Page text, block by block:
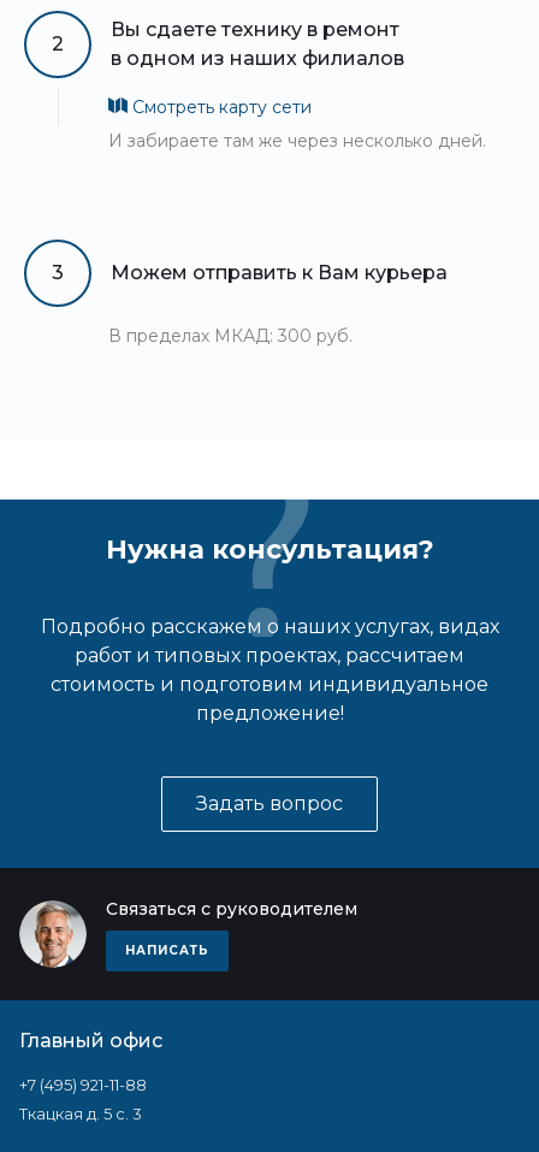
2
Вы сдаете технику в ремонт
в одном из наших филиалов
Смотреть карту сети
И забираете там же через несколько дней.
3 Можем отправить к Вам курьера
В пределах МКАД: 300 руб.
Нужна консультация?
Подробно расскажем о наших услугах, видах
работ и типовых проектах, рассчитаем
стоимость и подготовим индивидуальное
предложение!
Задать вопрос
Связаться с руководителем
НАПИСАТЬ
Главный офис
+7 (495) 921-11-88
Ткацкая д. 5 с. 3